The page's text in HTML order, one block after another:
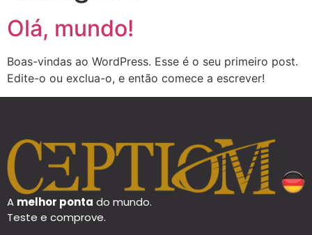
Olá, mundo!
Boas-vindas ao WordPress. Esse é o seu primeiro post.
Edite-o ou exclua-o, e então comece a escrever!
A melhor ponta do mundo.
Teste e comprove.